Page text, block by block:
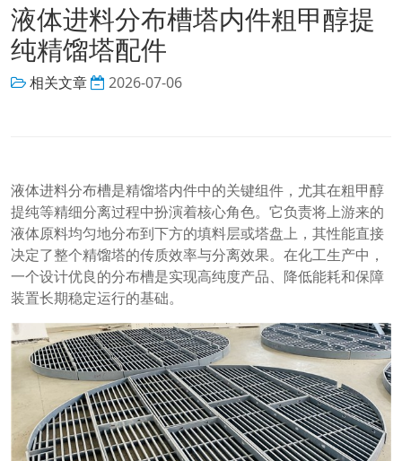
液体进料分布槽塔内件粗甲醇提
纯精馏塔配件
相关文章 2026-07-06
液体进料分布槽是精馏塔内件中的关键组件，尤其在粗甲醇
提纯等精细分离过程中扮演着核心角色。它负责将上游来的
液体原料均匀地分布到下方的填料层或塔盘上，其性能直接
决定了整个精馏塔的传质效率与分离效果。在化工生产中，
一个设计优良的分布槽是实现高纯度产品、降低能耗和保障
装置长期稳定运行的基础。